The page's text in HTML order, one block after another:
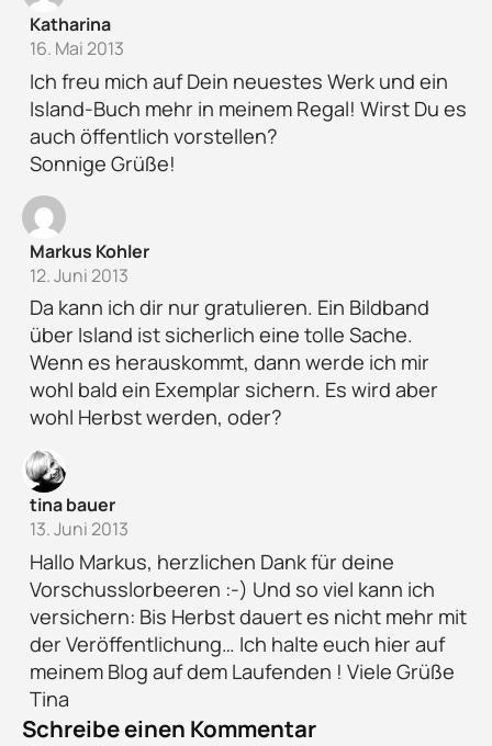
Katharina
16. Mai 2013
Ich freu mich auf Dein neuestes Werk und ein
Island-Buch mehr in meinem Regal! Wirst Du es
auch öffentlich vorstellen?
Sonnige Grüße!
Markus Kohler
12. Juni 2013
Da kann ich dir nur gratulieren. Ein Bildband
über Island ist sicherlich eine tolle Sache.
Wenn es herauskommt, dann werde ich mir
wohl bald ein Exemplar sichern. Es wird aber
wohl Herbst werden, oder?
tina bauer
13. Juni 2013
Hallo Markus, herzlichen Dank für deine
Vorschusslorbeeren :-) Und so viel kann ich
versichern: Bis Herbst dauert es nicht mehr mit
der Veröffentlichung… Ich halte euch hier auf
meinem Blog auf dem Laufenden ! Viele Grüße
Tina
Schreibe einen Kommentar